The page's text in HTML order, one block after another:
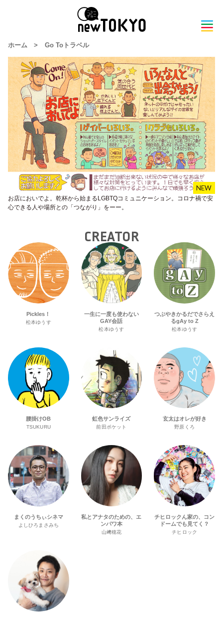
ホーム > Go Toトラベル
お店においでよ。乾杯から始まるLGBTQコミュニケーション。コロナ禍で安
心できる人や場所との「つながり」をーー。
CREATOR
Pickles！
松本ゆうす
一生に一度も使わない
GAY会話
松本ゆうす
つぶやきかるだでさらえ
るgAy to Z
松本ゆうす
腰掛けOB
TSUKURU
虹色サンライズ
前田ポケット
玄太はオレが好き
野原くろ
まくのうちぃシネマ
よしひろまさみち
私とアナタのための、エ
ンパワ本
山﨑穂花
チヒロックん家の、コン
ドームでも見てく？
チヒロック